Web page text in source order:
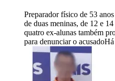
Preparador físico de 53
de duas meninas, de 12 e
quatro ex-alunas também
para denunciar o acusadoHá